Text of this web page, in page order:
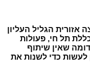
אזורית הגליל העליון
תל חי, פעולות
שאין שיתוף
כדי לשנות את